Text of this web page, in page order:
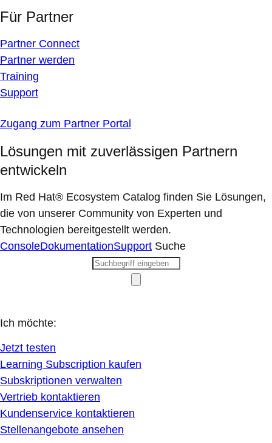
Für Partner
Partner Connect
Partner werden
Training
Support
Zugang zum Partner Portal
Lösungen mit zuverlässigen Partnern
entwickeln
Im Red Hat® Ecosystem Catalog finden Sie Lösungen,
die von unserer Community von Experten und
Technologien bereitgestellt werden.
ConsoleDokumentationSupport Suche
Ich möchte:
Jetzt testen
Learning Subscription kaufen
Subskriptionen verwalten
Vertrieb kontaktieren
Kundenservice kontaktieren
Stellenangebote ansehen